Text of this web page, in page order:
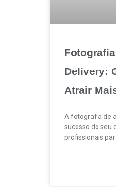
Delivery:
Atrair
A fotografia de
sucesso do seu
profissionais